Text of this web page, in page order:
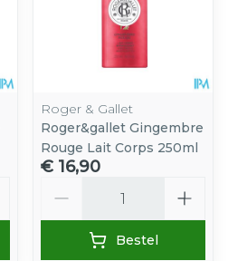
Roger & Gallet
Roger&gallet Gingembre
Rouge Lait Corps 250ml
€ 16,90
Bestel